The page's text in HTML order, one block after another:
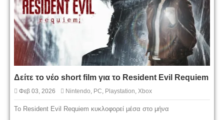
Δείτε το νέο short film για το Resident Evil Requiem
Φεβ 03, 2026 Nintendo PC Playstation Xbox
To Resident Evil Requiem κυκλοφορεί μέσα στο μήνα